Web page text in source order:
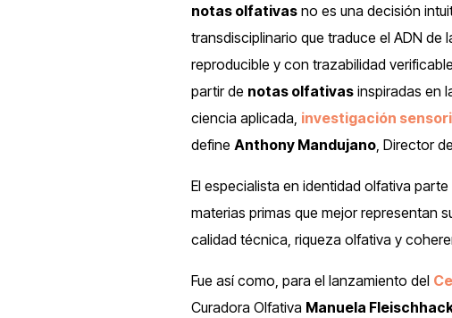
notas olfativasno es una decisión
transdisciplinario que traduce el ADN
reproducible y con trazabilidad
partir de notas olfativasinspiradas en
ciencia aplicada, investigación
define Anthony Mandujano, Director de
El especialista en identidad olfativa
materias primas que mejor representan
calidad técnica, riqueza olfativa y
Fue así como, para el lanzamiento del
Curadora Olfativa Manuela